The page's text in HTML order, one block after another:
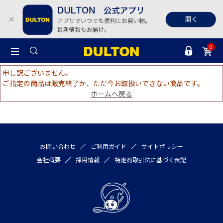
0
申し訳ございません。
ご指定の商品は販売終了か、ただ今お取扱いできない商品です。
ホームへ戻る
お問い合わせ ご利用ガイド
サイトポリシー
会社概要
採用情報 特定商取引法に基づく表記